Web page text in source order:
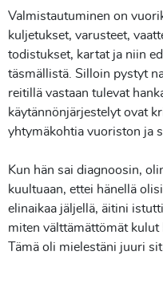
Valmistautuminen on
kuljetukset, varusteet,
todistukset, kartat ja niin
täsmällistä. Silloin pystyt
reitillä vastaan tulevat
käytännönjärjestelyt ovat
yhtymäkohtia vuoriston ja
Kun hän sai diagnoosin,
kuultuaan, ettei hänellä
elinaikaa jäljellä, äitini
miten välttämättömät kulut
Tämä oli mielestäni juuri